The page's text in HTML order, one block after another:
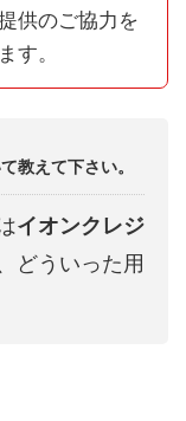
供のご協力を
す。
教えて下さい。
イオンクレジ
どういった用